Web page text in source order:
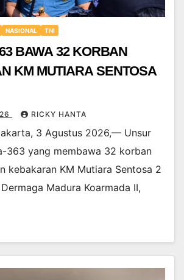
NASIONAL TNI
BAWA 32 KORBAN
KM MUTIARA SENTOSA
RICKY HANTA
3 Agustus 2026,— Unsur
363 yang membawa 32 korban
kebakaran KM Mutiara Sentosa 2
Madura Koarmada II,